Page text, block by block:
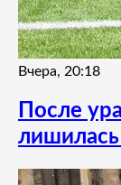
Вчера, 20:18
После
лишилась